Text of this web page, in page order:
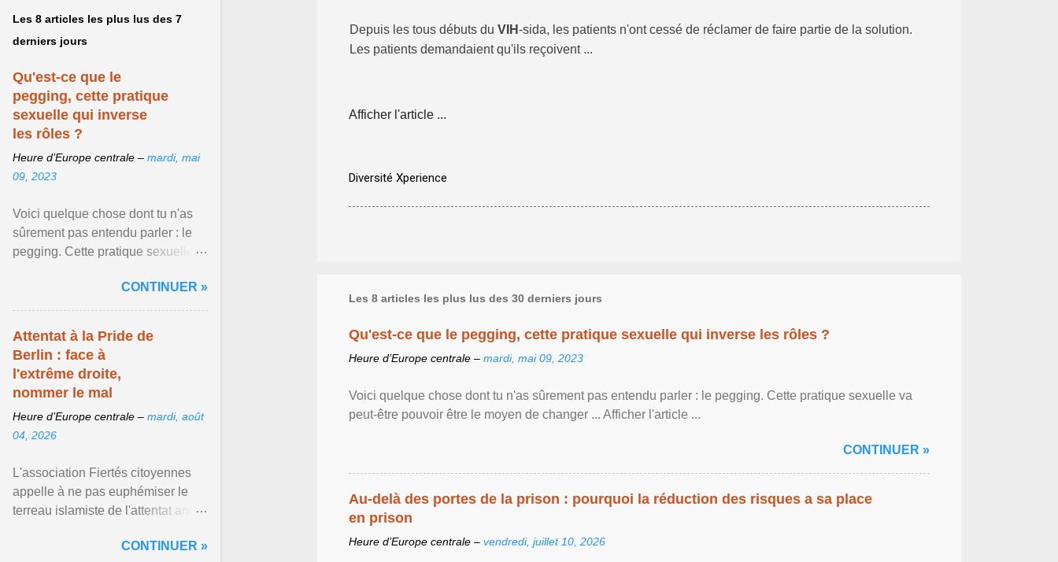
Depuis les tous débuts du VIH-sida, les patients n'ont cessé de réclamer de faire partie de la solution.
Les patients demandaient qu'ils reçoivent ...
Afficher l'article ...
Diversité Xperience
Les 8 articles les plus lus des 30 derniers jours
Qu'est-ce que le pegging, cette pratique sexuelle qui inverse les rôles ?
Heure d’Europe centrale – mardi, mai 09, 2023
Voici quelque chose dont tu n'as sûrement pas entendu parler : le pegging. Cette pratique sexuelle va
peut-être pouvoir être le moyen de changer ... Afficher l'article ...
CONTINUER »
Au-delà des portes de la prison : pourquoi la réduction des risques a sa place
en prison
Heure d’Europe centrale – vendredi, juillet 10, 2026
Les 8 articles les plus lus des 7
derniers jours
Qu'est-ce que le
pegging, cette pratique
sexuelle qui inverse
les rôles ?
Heure d’Europe centrale – mardi, mai
09, 2023
Voici quelque chose dont tu n'as
sûrement pas entendu parler : le
pegging. Cette pratique sexuelle
de changer ... Afficher l'article ...
CONTINUER »
Attentat à la Pride de
Berlin : face à
l'extrême droite,
nommer le mal
Heure d’Europe centrale – mardi, août
04, 2026
L'association Fiertés citoyennes
appelle à ne pas euphémiser le
terreau islamiste de l'attentat anti-
de Berlin ... Afficher l'article ...
CONTINUER »